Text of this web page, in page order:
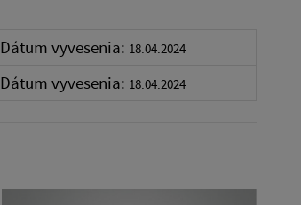
Dátum vyvesenia: 18.04.2024
Dátum vyvesenia: 18.04.2024